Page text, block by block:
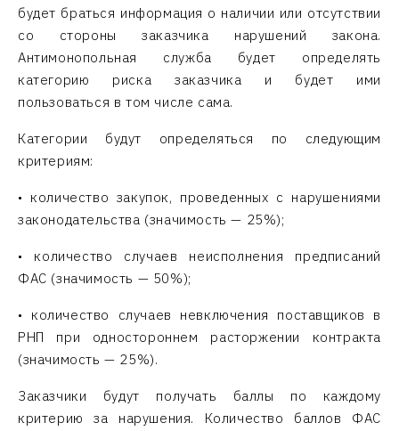
будет браться информация о наличии или отсутствии
со стороны заказчика нарушений закона.
Антимонопольная служба будет определять
категорию риска заказчика и будет ими
пользоваться в том числе сама.
Категории будут определяться по следующим
критериям:
• количество закупок, проведенных с нарушениями
законодательства (значимость — 25%);
• количество случаев неисполнения предписаний
ФАС (значимость — 50%);
• количество случаев невключения поставщиков в
РНП при одностороннем расторжении контракта
(значимость — 25%).
Заказчики будут получать баллы по каждому
критерию за нарушения. Количество баллов ФАС